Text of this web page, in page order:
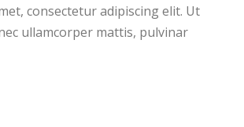
consectetur adipiscing elit. Ut
ullamcorper mattis, pulvinar